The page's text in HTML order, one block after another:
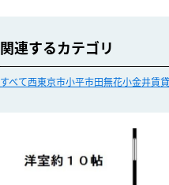
関連するカテゴリ
すべて西東京市小平市田無花小金井賃